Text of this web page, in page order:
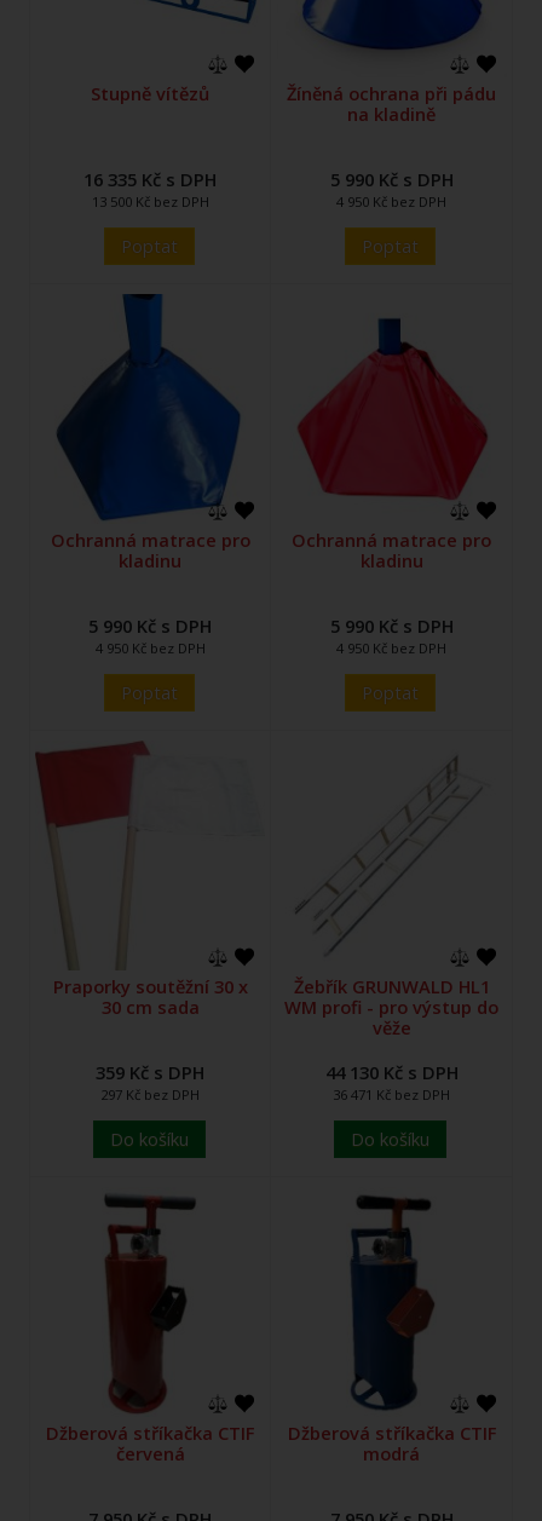
Stupně vítězů
16 335 Kč s DPH
13 500 Kč bez DPH
Poptat
Žíněná ochrana při pádu
na kladině
5 990 Kč s DPH
4 950 Kč bez DPH
Poptat
Ochranná matrace pro
kladinu
5 990 Kč s DPH
4 950 Kč bez DPH
Poptat
Ochranná matrace pro
kladinu
5 990 Kč s DPH
4 950 Kč bez DPH
Poptat
Praporky soutěžní 30 x
30 cm sada
359 Kč s DPH
297 Kč bez DPH
Do košíku
Žebřík GRUNWALD HL1
WM profi - pro výstup do
věže
44 130 Kč s DPH
36 471 Kč bez DPH
Do košíku
Džberová stříkačka CTIF
červená
Džberová stříkačka CTIF
modrá